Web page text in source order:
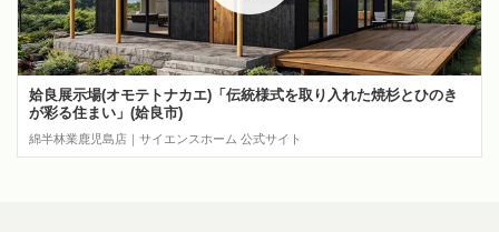
姶良展示場(オモテトナカエ)「伝統様式を取り入れた焼杉とひのき
が彩る住まい」(姶良市)
綿半林業鹿児島店｜サイエンスホーム 公式サイト